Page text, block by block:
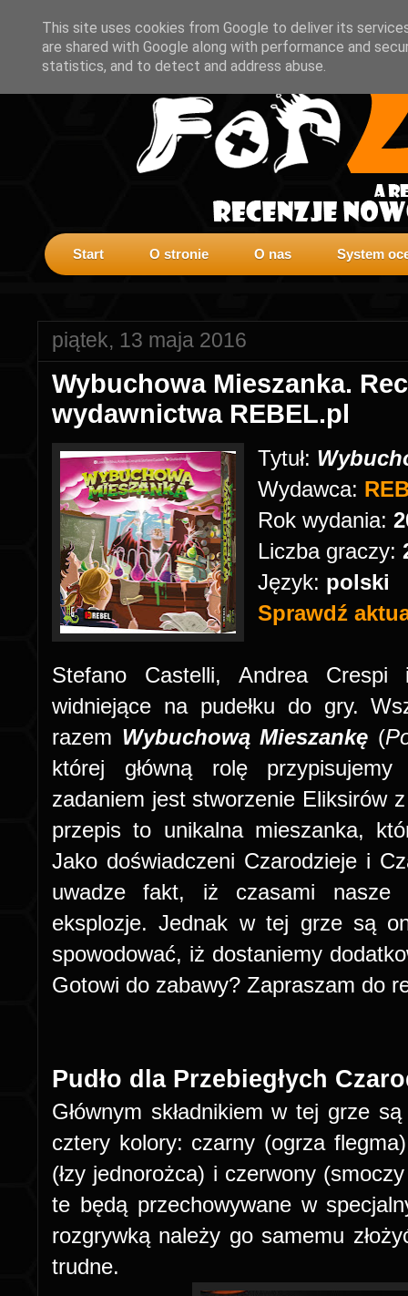
Start O stronie O nas System
piątek, 13 maja 2016
Wybuchowa Mieszanka.
wydawnictwa REBEL.pl
Tytuł:
Wydawca:
Rok wydania:
Liczba graczy:
Język: polski
Sprawdź
Stefano Castelli, Andrea
widniejące na pudełku do gry.
razem Wybuchową Mieszankę (
której główną rolę
zadaniem jest stworzenie Eliksirów
przepis to unikalna mieszanka,
Jako doświadczeni Czarodzieje i
uwadze fakt, iż czasami nasze
eksplozje. Jednak w tej grze są
spowodować, iż dostaniemy
Gotowi do zabawy? Zapraszam do
Pudło dla Przebiegłych
Głównym składnikiem w tej grze
cztery kolory: czarny (ogrza
(łzy jednorożca) i czerwony
te będą przechowywane w
rozgrywką należy go samemu
trudne.
This site uses cookies from Google to deliver its
are shared with Google along with performance and
statistics, and to detect and address abuse.